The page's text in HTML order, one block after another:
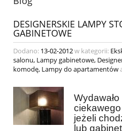
DESIGNERSKIE LAMPY
GABINETOWE
Dodano: 13-02-2012w kategorii:
salonu, Lampy gabinetowe,
komodę, Lampy do apartamentów
jeżeli
lub